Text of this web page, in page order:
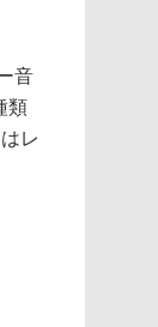
音
類
レ